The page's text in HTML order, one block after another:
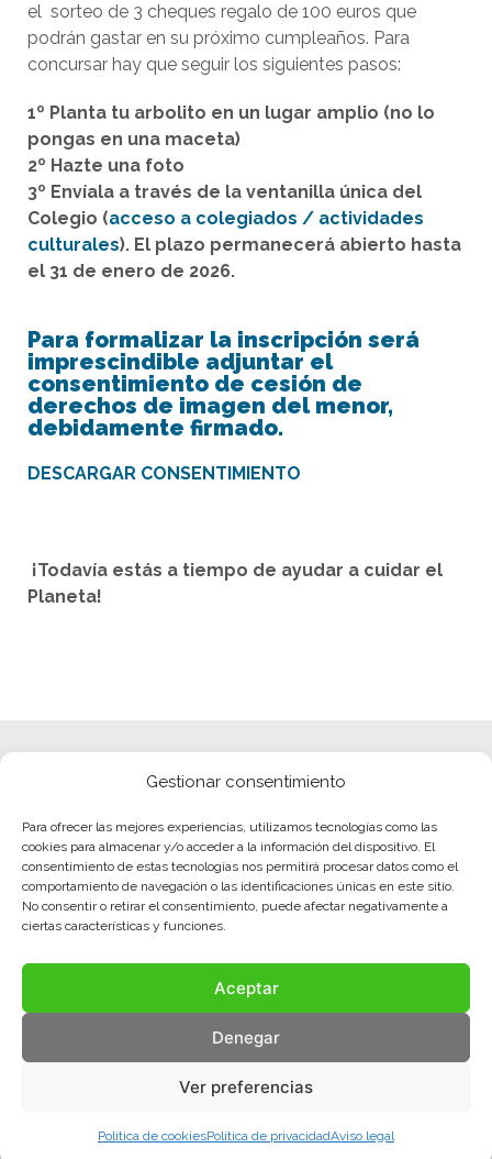
Gestionar consentimiento
Para ofrecer las mejores experiencias, utilizamos tecnologías como las
cookies para almacenar y/o acceder a la información del dispositivo. El
consentimiento de estas tecnologías nos permitirá procesar datos como el
comportamiento de navegación o las identificaciones únicas en este sitio.
No consentir o retirar el consentimiento, puede afectar negativamente a
ciertas características y funciones.
Aceptar
Denegar
Ver preferencias
Política de cookiesPolítica de privacidadAviso legal
el sorteo de 3 cheques regalo de 100 euros que
podrán gastar en su próximo cumpleaños. Para
concursar hay que seguir los siguientes pasos:
1º Planta tu arbolito en un lugar amplio (no lo
pongas en una maceta)
2º Hazte una foto
3º Envíala a través de la ventanilla única del
Colegio (acceso a colegiados / actividades
culturales). El plazo permanecerá abierto hasta
el 31 de enero de 2026.
Para formalizar la inscripción será
imprescindible adjuntar el
consentimiento de cesión de
derechos de imagen del menor,
debidamente firmado.
DESCARGAR CONSENTIMIENTO
¡Todavía estás a tiempo de ayudar a cuidar el
Planeta!